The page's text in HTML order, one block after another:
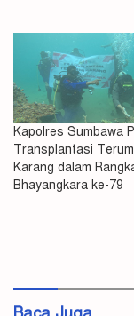
Kapolres Sumbawa
Transplantasi
Karang dalam
Bhayangkara ke-79